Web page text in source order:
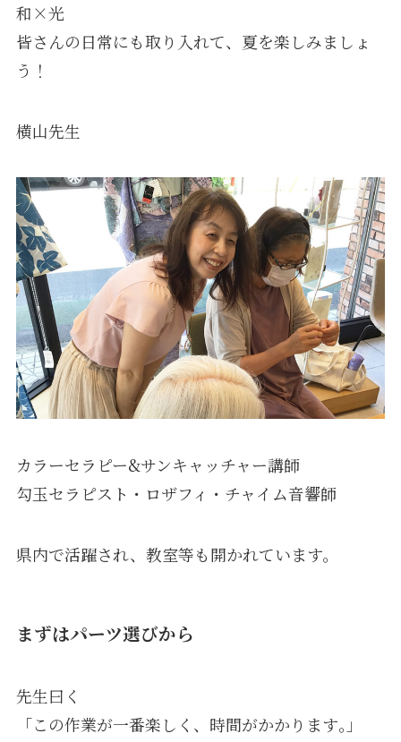
和×光
皆さんの日常にも取り入れて、夏を楽しみましょ
う！
横山先生
カラーセラピー&サンキャッチャー講師
勾玉セラピスト・ロザフィ・チャイム音響師
県内で活躍され、教室等も開かれています。
まずはパーツ選びから
先生曰く
「この作業が一番楽しく、時間がかかります｡」